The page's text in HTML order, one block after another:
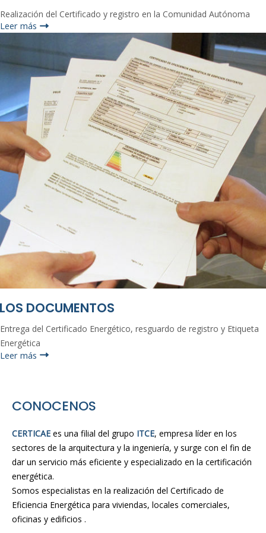
Realización del Certificado y registro en la Comunidad Autónoma
Leer más
LOS DOCUMENTOS
Entrega del Certificado Energético, resguardo de registro y Etiqueta
Energética
Leer más
CONOCENOS
CERTICAE es una filial del grupo ITCE, empresa líder en los
sectores de la arquitectura y la ingeniería, y surge con el fin de
dar un servicio más eficiente y especializado en la certificación
energética.
Somos especialistas en la realización del Certificado de
Eficiencia Energética para viviendas, locales comerciales,
oficinas y edificios .